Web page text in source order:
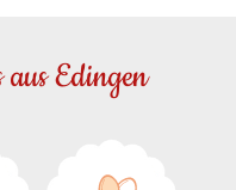
aus Edingen